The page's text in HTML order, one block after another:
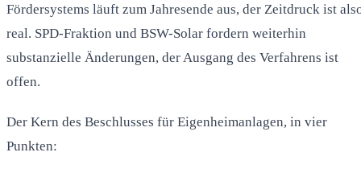
Fördersystems läuft zum Jahresende aus, der Zeitdruck ist
real. SPD-Fraktion und BSW-Solar fordern weiterhin
substanzielle Änderungen, der Ausgang des Verfahrens ist
offen.
Der Kern des Beschlusses für Eigenheimanlagen, in vier
Punkten: